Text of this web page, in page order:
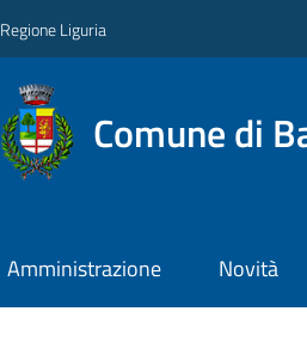
Regione Liguria
Comune di
Amministrazione Novità